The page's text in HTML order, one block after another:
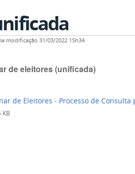
modificação 31/03/2022 15h34
de eleitores (unificada)
de Eleitores - Processo de